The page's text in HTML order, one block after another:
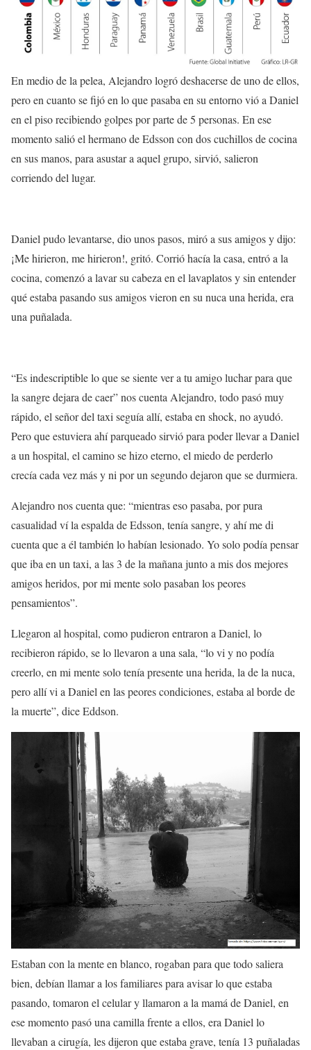
En medio de la pelea, Alejandro logró deshacerse de uno de ellos,
pero en cuanto se fijó en lo que pasaba en su entorno vió a Daniel
en el piso recibiendo golpes por parte de 5 personas. En ese
momento salió el hermano de Edsson con dos cuchillos de cocina
en sus manos, para asustar a aquel grupo, sirvió, salieron
corriendo del lugar.
Daniel pudo levantarse, dio unos pasos, miró a sus amigos y dijo:
¡Me hirieron, me hirieron!, gritó. Corrió hacía la casa, entró a la
cocina, comenzó a lavar su cabeza en el lavaplatos y sin entender
qué estaba pasando sus amigos vieron en su nuca una herida, era
unapuñalada.
“Es indescriptible lo que se siente ver a tu amigo luchar para que
la sangre dejara de caer”nos cuenta Alejandro, todo pasó muy
rápido, el señor del taxi seguía allí, estaba en shock, no ayudó.
Pero que estuviera ahí parqueado sirvió para poder llevar a Daniel
a un hospital, el camino se hizo eterno, elmiedo de perderlo
crecía cada vez más y ni por un segundo dejaron que se durmiera.
Alejandro nos cuenta que: “mientras eso pasaba, por pura
casualidad ví la espalda de Edsson, tenía sangre, y ahí me di
cuenta que a él también lo habían lesionado. Yo solo podía pensar
que iba en un taxi, a las 3 de la mañana junto amis dos mejores
amigos heridos, por mi mente solo pasaban los peores
pensamientos”.
Llegaron al hospital, como pudieron entraron a Daniel, lo
recibieron rápido, se lo llevaron a una sala, “lo vi y no podía
creerlo, en mi mente solo tenía presente una herida, la de la nuca,
pero allí vi a Daniel en las peores condiciones, estabaal borde de
la muerte”, dice Eddson.
Estaban con la mente en blanco, rogaban para que todo saliera
bien, debían llamar a los familiares para avisar lo que estaba
pasando, tomaron el celular y llamaron a la mamá de Daniel, en
ese momento pasó una camilla frente a ellos, era Daniel lo
llevaban a cirugía, les dijeron que estaba grave, tenía 13 puñaladas